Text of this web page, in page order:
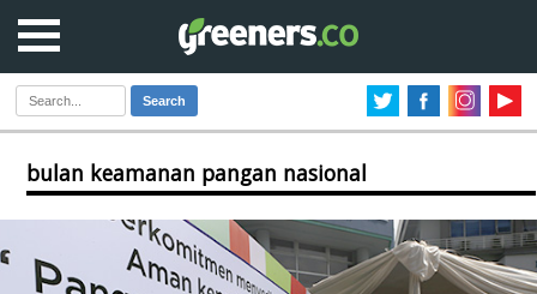
Search
bulan keamanan pangan nasional